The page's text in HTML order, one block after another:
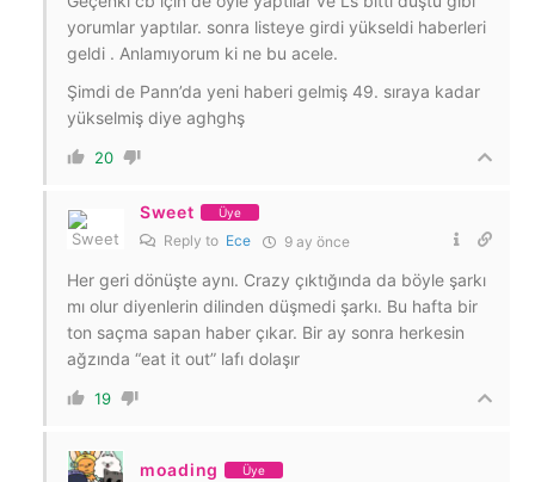
yorumlar yaptılar. sonra listeye girdi yükseldi haberleri
geldi . Anlamıyorum ki ne bu acele.
Şimdi de Pann’da yeni haberi gelmiş 49. sıraya kadar
yükselmiş diye aghghş
20
Sweet Üye
Reply to Ece 9 ay önce
Her geri dönüşte aynı. Crazy çıktığında da böyle şarkı
mı olur diyenlerin dilinden düşmedi şarkı. Bu hafta bir
ton saçma sapan haber çıkar. Bir ay sonra herkesin
ağzında “eat it out” lafı dolaşır
19
moading Üye